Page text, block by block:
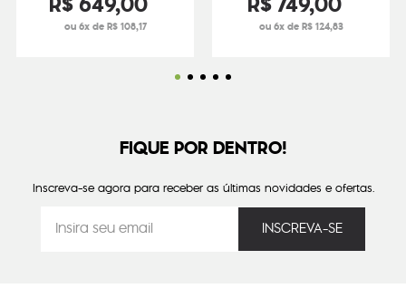
ou 6x de R$ 108,17 ou 6x de R$ 124,83
FIQUE POR DENTRO!
Inscreva-se agora para receber as últimas novidades e ofertas.